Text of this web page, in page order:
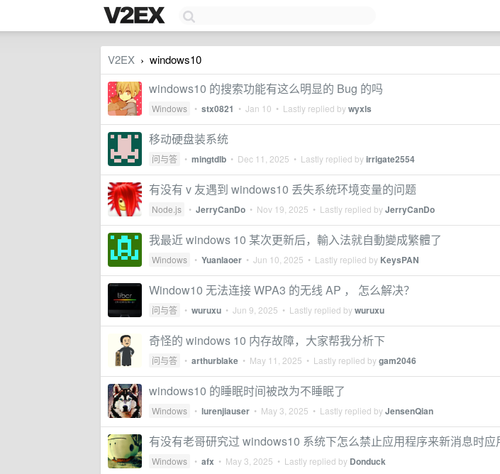
V2EX › windows10
windows10 的搜索功能有这么明显的 Bug 的吗
Windows • stx0821 • Jan 10 • Lastly replied bywyxls
移动硬盘装系统
问与答 • mingtdlb • Dec 11, 2025 • Lastly replied byirrigate2554
有没有 v 友遇到 windows10 丢失系统环境变量的问题
Node.js • JerryCanDo • Nov 19, 2025 • Lastly replied byJerryCanDo
我最近 windows 10 某次更新后，輸入法就自動變成繁體了
Windows • Yuanlaoer • Jun 10, 2025 • Lastly replied by KeysPAN
Window10 无法连接 WPA3 的无线 AP ， 怎么解决？
问与答 • wuruxu • Jun 9, 2025 • Lastly replied bywuruxu
奇怪的 windows 10 内存故障，大家帮我分析下
问与答 • arthurblake • May 11, 2025 • Lastly replied bygam2046
windows10 的睡眠时间被改为不睡眠了
Windows • lurenjiauser • May 3, 2025 • Lastly replied byJensenQian
有没有老哥研究过 windows10 系统下怎么禁止应用程序来新消息时应
Windows • afx • May 3, 2025 • Lastly replied by Donduck